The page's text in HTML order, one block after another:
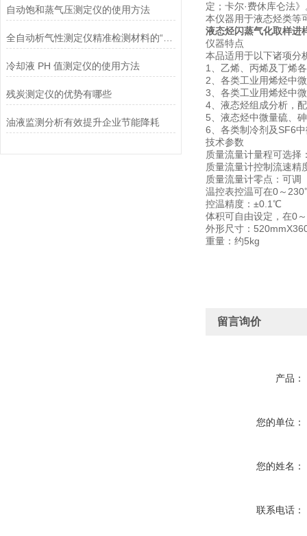
自动饱和蒸气压测定仪的使用方法
冷却液 PH 值测定仪的使用方法
残炭测定仪的优势有哪些
油液监测分析有效提升企业节能降耗
定；卡尔·费休库仑法》
本仪器用于液态烃类等
液态烃闪蒸气化取样进
仪器特点
本品适用于以下诸项分
1、乙烯、丙烯及丁烯
2、各类工业用烯烃中
3、各类工业用烯烃中
4、液态烃组成分析，
5、液态烃中微量硫、
6、各类制冷剂及SF6
技术参数
质量流量计量程可选
质量流量计控制流速精
质量流量计零点：可调
温控表控温可在0～
控温精度：±0.1℃
体积可自由设定，在0
外形尺寸：
重量：约5kg
留言询价
产品：
您的单位：
您的姓名：
联系电话：